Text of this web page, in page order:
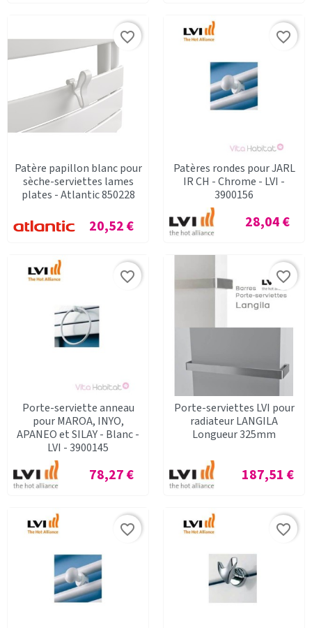
Patère papillon blanc pour
sèche-serviettes lames
plates - Atlantic 850228
Prix
20,52 €
favorite_border
Patères rondes pour JARL
IR CH - Chrome - LVI -
3900156
Prix
28,04 €
favorite_border
Porte-serviette anneau
pour MAROA, INYO,
APANEO et SILAY - Blanc -
LVI - 3900145
Prix
78,27 €
favorite_border
Porte-serviettes LVI pour
radiateur LANGILA
Longueur 325mm
Prix
187,51 €
favorite_border
favorite_border favorite_border